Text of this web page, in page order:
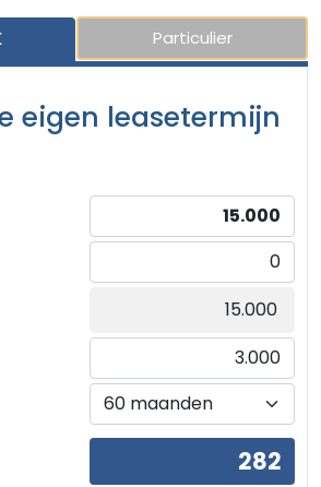
Particulier
eigen leasetermijn